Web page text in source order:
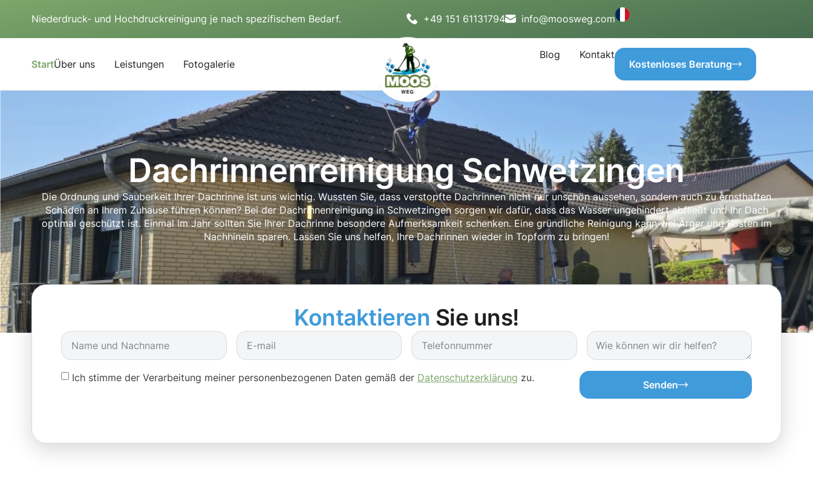
Niederdruck- und Hochdruckreinigung je nach spezifischem Bedarf. +49 151 61131794 info@moosweg.com
StartÜber uns Leistungen Fotogalerie
Blog
Kontakt
Kostenloses Beratung
Dachrinnenreinigung Schwetzingen
Die Ordnung und Sauberkeit Ihrer Dachrinne ist uns wichtig. Wussten Sie, dass verstopfte Dachrinnen nicht nur unschön aussehen, sondern auch zu ernsthaften
Schäden an Ihrem Zuhause führen können? Bei der Dachrinnenreinigung in Schwetzingen sorgen wir dafür, dass das Wasser ungehindert abfließt und Ihr Dach
optimal geschützt ist. Einmal im Jahr sollten Sie Ihrer Dachrinne besondere Aufmerksamkeit schenken. Eine gründliche Reinigung kann viel Ärger und Kosten im
Nachhinein sparen. Lassen Sie uns helfen, Ihre Dachrinnen wieder in Topform zu bringen!
Kontaktieren Sie uns!
Ich stimme der Verarbeitung meiner personenbezogenen Daten gemäß der Datenschutzerklärung zu.
Senden